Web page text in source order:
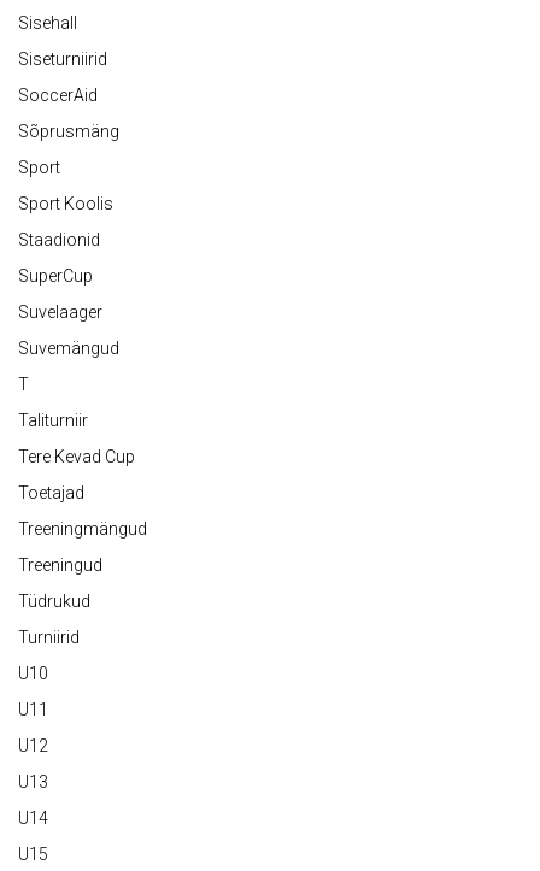
Sisehall
Siseturniirid
SoccerAid
Sõprusmäng
Sport
Sport Koolis
Staadionid
SuperCup
Suvelaager
Suvemängud
T
Taliturniir
Tere Kevad Cup
Toetajad
Treeningmängud
Treeningud
Tüdrukud
Turniirid
U10
U11
U12
U13
U14
U15